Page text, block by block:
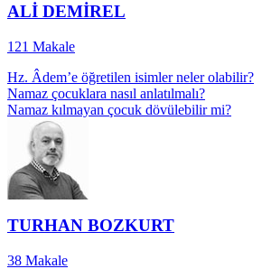
ALİ DEMİREL
121 Makale
Hz. Âdem’e öğretilen isimler neler olabilir?
Namaz çocuklara nasıl anlatılmalı?
Namaz kılmayan çocuk dövülebilir mi?
TURHAN BOZKURT
38 Makale